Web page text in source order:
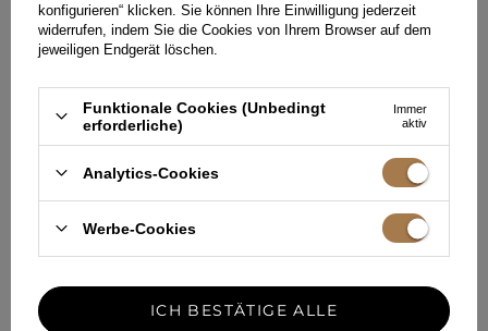
Registrieren Sie sich für den kostenlosen Newsletter
Ihre E-Mail Adresse
Ich willige in die Verarbeitung meiner personenbezogenen
Daten (E-Mail-Adresse) zum Zweck der Zusendung eines
Mehr lesen unterDatenschutz.
konfigurieren“ klicken. Sie können Ihre Einwilligung jederzeit
widerrufen, indem Sie die Cookies von Ihrem Browser auf dem
jeweiligen Endgerät löschen.
Funktionale Cookies (Unbedingt
erforderliche)
Immer
aktiv
Analytics-Cookies
Werbe-Cookies
ICH BESTÄTIGE ALLE